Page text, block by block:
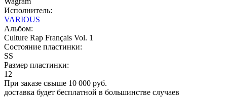
Исполнитель:
VARIOUS
Альбом:
Culture Rap Français Vol. 1
Состояние пластинки:
SS
Размер пластинки:
12
При заказе свыше 10 000 руб.
доставка будет бесплатной в большинстве случаев